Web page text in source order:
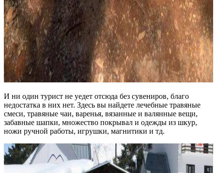
И ни один турист не уедет отсюда без сувениров, благо
недостатка в них нет. Здесь вы найдете лечебные травяные
смеси, травяные чаи, варенья, вязанные и валянные вещи,
забавные шапки, множество покрывал и одежды из шкур,
ножи ручной работы, игрушки, магнитики и тд.